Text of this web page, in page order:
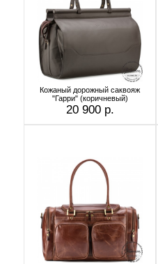
Кожаный дорожный саквояж
"Гарри" (коричневый)
20 900 р.